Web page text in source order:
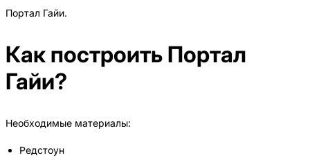
Портал Гайи.
Как построить Портал
Гайи?
Необходимые материалы:
Редстоун